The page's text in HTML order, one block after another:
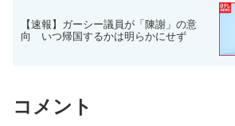
【速報】ガーシー議員が「陳謝」の意
向 いつ帰国するかは明らかにせず
コメント